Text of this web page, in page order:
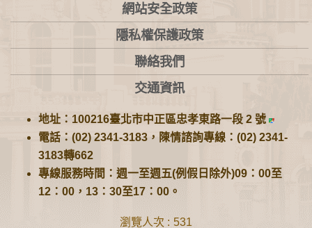
網站安全政策
隱私權保護政策
聯絡我們
交通資訊
地址：100216臺北市中正區忠孝東路一段 2 號
電話：(02) 2341-3183，陳情諮詢專線：(02) 2341-
3183轉662
專線服務時間：週一至週五(例假日除外)09：00至
12：00，13：30至17：00。
瀏覽人次 531